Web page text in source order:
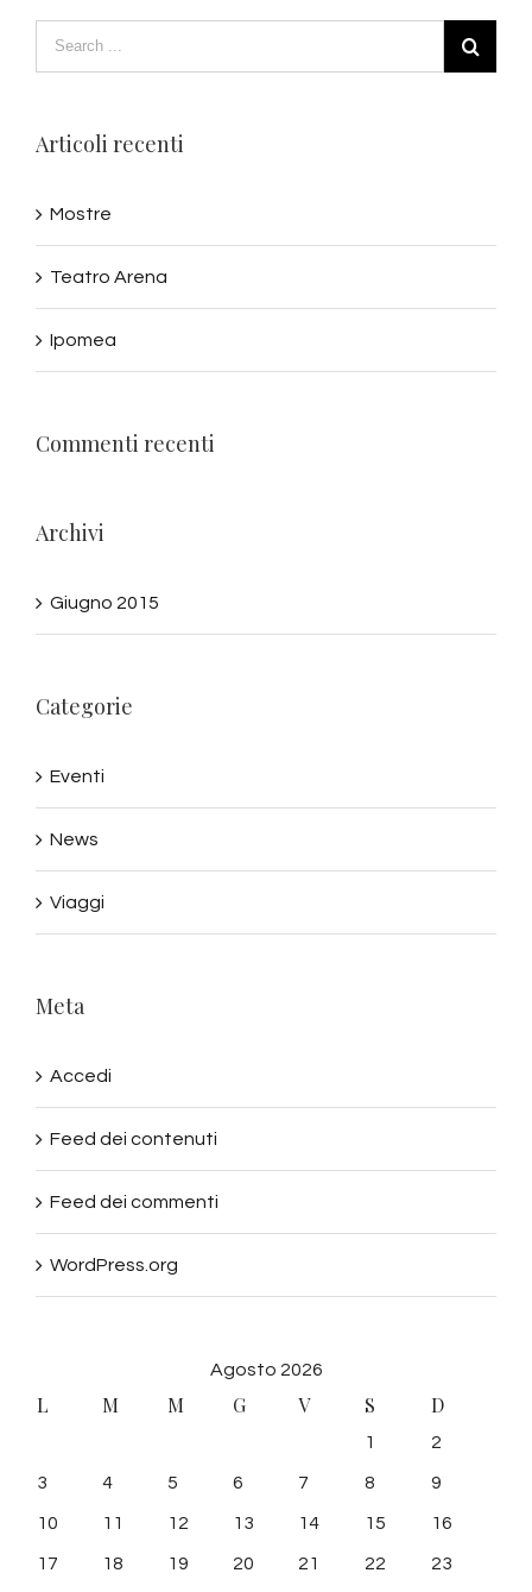
Articoli recenti
Mostre
Teatro Arena
Ipomea
Commenti recenti
Archivi
Giugno 2015
Categorie
Eventi
News
Viaggi
Meta
Accedi
Feed dei contenuti
Feed dei commenti
WordPress.org
Agosto 2026
L M M G V S D
1 2
3 4 5 6 7 8 9
10 11 12 13 14 15 16
17 18 19 20 21 22 23